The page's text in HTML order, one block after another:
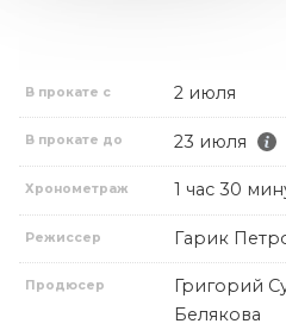
В прокате с 2 июля
В прокате до 23 июля
Хронометраж 1 час 30
Режиссер Гарик
Продюсер
Григорий
Белякова